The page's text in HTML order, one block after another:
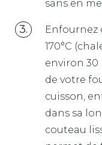
sans en
Enfournez
170°C
environ 30
de votre
cuisson,
dans sa
couteau